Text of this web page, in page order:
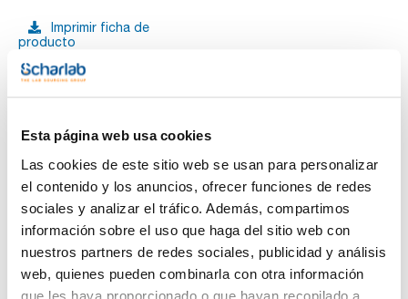
Esta página web usa cookies
Las cookies de este sitio web se usan para personalizar
el contenido y los anuncios, ofrecer funciones de redes
sociales y analizar el tráfico. Además, compartimos
información sobre el uso que haga del sitio web con
nuestros partners de redes sociales, publicidad y análisis
web, quienes pueden combinarla con otra información
que les haya proporcionado o que hayan recopilado a
Imprimir ficha de
producto
Tapón : Aluminio, magnético
Septum : Butilo gris oscuro / PTFE gris
Espesor (mm) : 3
Macherey-Nagel ofrece viales para Headspace encapsulados
N20, diseñados para garantizar un sellado seguro,
reproducible y eficiente en análisis cromatográficos de
gases. Fabricados en vidrio borosilicato de clase hidrolítica I,
estos viales presentan una resistencia química y térmica
óptima, imprescindible para aplicaciones avanzadas como
GC Headspace y SPME.
El encapsulado N20 permite un proceso de sellado más
cómodo y consistente en comparación con el cierre por
crimpado, mejorando significativamente la reproducibilidad
Documentación técnica
TDS / Ficha técnica
Regístrate para
descargas
COA
Regístrate para
descargas